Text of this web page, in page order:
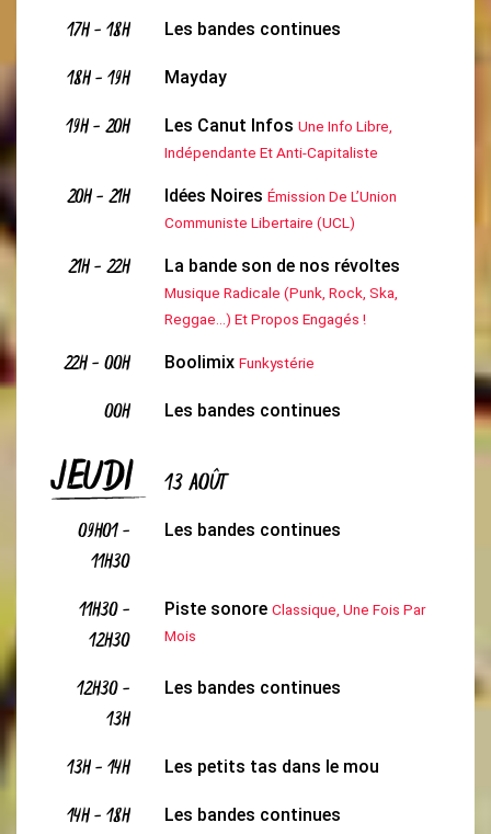
17H-18H Les bandes continues
18H-19H Mayday
19H-20H Les Canut Infos Une Info Libre,
Indépendante Et Anti-Capitaliste
20H-21H Idées Noires Émission De L’Union
Communiste Libertaire (UCL)
21H-22H La bande son de nos révoltes
Musique Radicale (Punk, Rock, Ska,
Reggae...) Et Propos Engagés !
22H-00H Boolimix Funkystérie
00H Les bandes continues
JEUDI 13 AOÛT
09H01-
11H30
Les bandes continues
11H30-
12H30
Piste sonore Classique, Une Fois Par
Mois
12H30-
13H
Les bandes continues
13H-14H Les petits tas dans le mou
14H-18H Les bandes continues